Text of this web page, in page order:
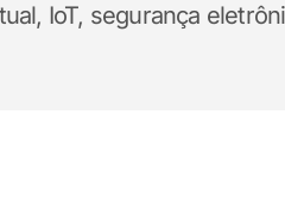
IoT, segurança